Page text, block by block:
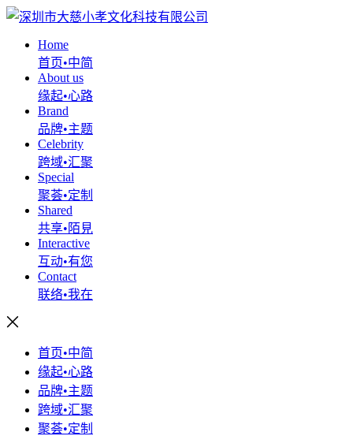
Home
首页•中简
About us
缘起•心路
Brand
品牌•主题
Celebrity
跨域•汇聚
Special
聚荟•定制
Shared
共享•陌見
Interactive
互动•有您
Contact
联络•我在
首页•中简
缘起•心路
品牌•主题
跨域•汇聚
聚荟•定制